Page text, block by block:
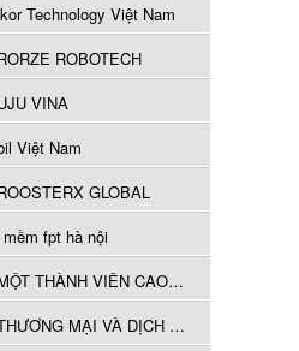
Technology Việt Nam
ROBOTECH
VINA
Việt Nam
GLOBAL
fpt hà nội
CÔNG TY TNHH MỘT THÀNH VIÊN CAO SU THỐNG NHẤT
CÔNG TY TNHH THƯƠNG MẠI VÀ DỊCH VỤ FWE